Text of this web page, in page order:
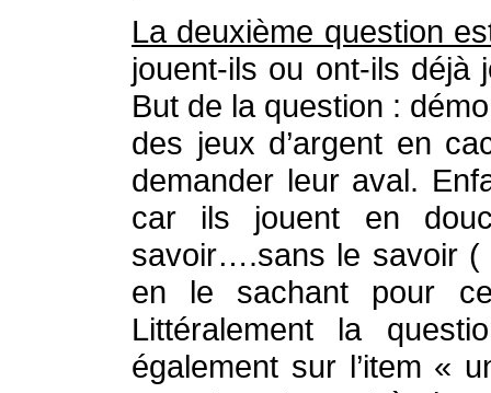
La deuxième question
jouent-ils ou ont-ils déjà
But de la question :
des jeux d’argent en
demander leur aval.
car ils jouent en
savoir….sans le savoir (
en le sachant pour
Littéralement la
également sur l’item «